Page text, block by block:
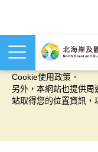
本網站使用cookies等
Cookie使用政策。
另外，本網站也提供周
站取得您的位置資訊，